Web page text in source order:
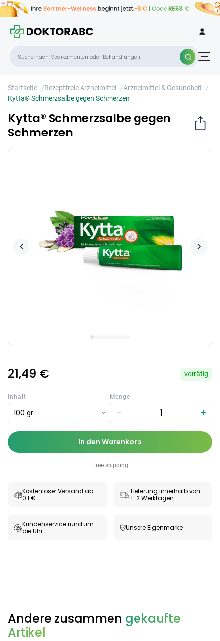
Testzentrum
Startseite /Rezeptfreie Arzneimittel /Arzneimittel & Gesundheit
/
Kytta® Schmerzsalbe gegen Schmerzen
Kytta® Schmerzsalbe gegen
Schmerzen
21,49 € vorrätig
Inhalt
100 gr
Menge
− +
In den Warenkorb
Free shipping
Kostenloser Versand ab
0.1 €
Lieferung innerhalb von
1–2 Werktagen
Kundenservice rund um
die Uhr
Unsere Eigenmarke
×
Andere zusammen gekaufte
Artikel